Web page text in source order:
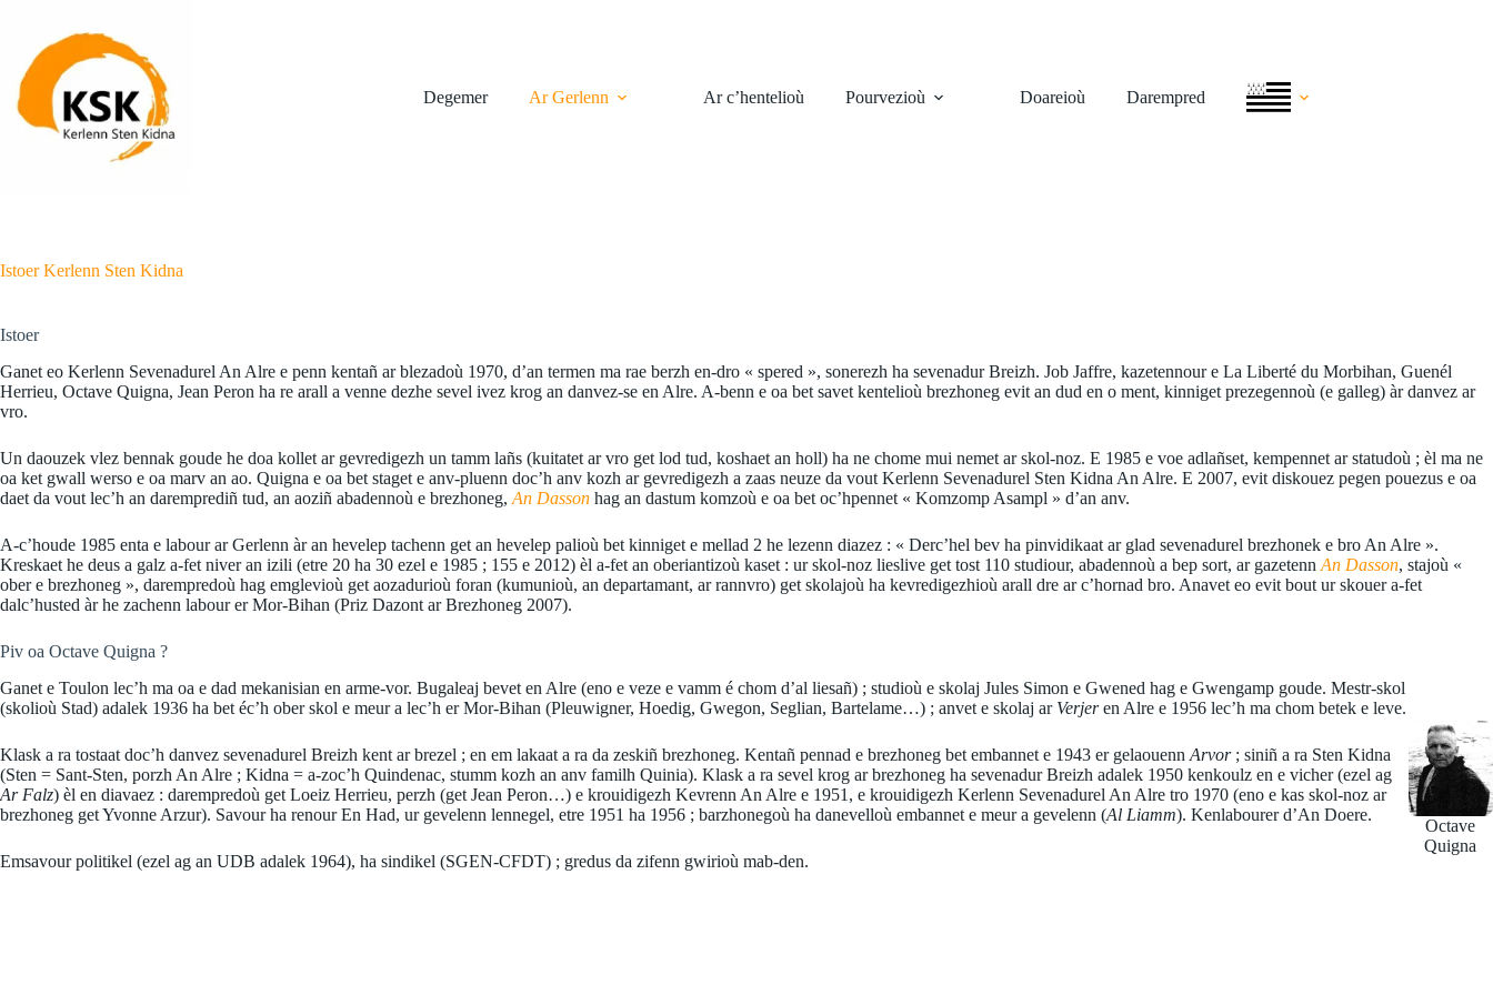
content
Degemer Ar Gerlenn Ar c’hentelioù Pourvezioù Doareioù Darempred
Istoer Kerlenn Sten Kidna
Istoer
Ganet eo Kerlenn Sevenadurel An Alre e penn kentañ ar blezadoù 1970, d’an termen ma rae berzh en-dro « spered », sonerezh ha sevenadur Breizh. Job Jaffre, kazetennour e La Liberté du Morbihan, Guenél
Herrieu, Octave Quigna, Jean Peron ha re arall a venne dezhe sevel ivez krog an danvez-se en Alre. A-benn e oa bet savet kentelioù brezhoneg evit an dud en o ment, kinniget prezegennoù (e galleg) àr danvez ar
vro.
Un daouzek vlez bennak goude he doa kollet ar gevredigezh un tamm lañs (kuitatet ar vro get lod tud, koshaet an holl) ha ne chome mui nemet ar skol-noz. E 1985 e voe adlañset, kempennet ar statudoù ; èl ma ne
oa ket gwall werso e oa marv an ao. Quigna e oa bet staget e anv-pluenn doc’h anv kozh ar gevredigezh a zaas neuze da vout Kerlenn Sevenadurel Sten Kidna An Alre. E 2007, evit diskouez pegen pouezus e oa
daet da vout lec’h an daremprediñ tud, an aoziñ abadennoù e brezhoneg, An Dasson hag an dastum komzoù e oa bet oc’hpennet « Komzomp Asampl » d’an anv.
A-c’houde 1985 enta e labour ar Gerlenn àr an hevelep tachenn get an hevelep palioù bet kinniget e mellad 2 he lezenn diazez : « Derc’hel bev ha pinvidikaat ar glad sevenadurel brezhonek e bro An Alre ».
Kreskaet he deus a galz a-fet niver an izili (etre 20 ha 30 ezel e 1985 ; 155 e 2012) èl a-fet an oberiantizoù kaset : ur skol-noz lieslive get tost 110 studiour, abadennoù a bep sort, ar gazetenn An Dasson, stajoù «
ober e brezhoneg », darempredoù hag emglevioù get aozadurioù foran (kumunioù, an departamant, ar rannvro) get skolajoù ha kevredigezhioù arall dre ar c’hornad bro. Anavet eo evit bout ur skouer a-fet
dalc’husted àr he zachenn labour er Mor-Bihan (Priz Dazont ar Brezhoneg 2007).
Piv oa Octave Quigna ?
Ganet e Toulon lec’h ma oa e dad mekanisian en arme-vor. Bugaleaj bevet en Alre (eno e veze e vamm é chom d’al liesañ) ; studioù e skolaj Jules Simon e Gwened hag e Gwengamp goude. Mestr-skol
(skolioù Stad) adalek 1936 ha bet éc’h ober skol e meur a lec’h er Mor-Bihan (Pleuwigner, Hoedig, Gwegon, Seglian, Bartelame…) ; anvet e skolaj ar Verjeren Alre e 1956 lec’h ma chom betek e leve.
Klask a ra tostaat doc’h danvez sevenadurel Breizh kent ar brezel ; en em lakaat a ra da zeskiñ brezhoneg. Kentañ pennad e brezhoneg bet embannet e 1943 er gelaouenn Arvor; siniñ a ra Sten Kidna
(Sten = Sant-Sten, porzh An Alre ; Kidna = a-zoc’h Quindenac, stumm kozh an anv familh Quinia). Klask a ra sevel krog ar brezhoneg ha sevenadur Breizh adalek 1950 kenkoulz en e vicher (ezel ag
Ar Falz) èl en diavaez : darempredoù get Loeiz Herrieu, perzh (get Jean Peron…) e krouidigezh Kevrenn An Alre e 1951, e krouidigezh Kerlenn Sevenadurel An Alre tro 1970 (eno e kas skol-noz ar
brezhoneg get Yvonne Arzur). Savour ha renour En Had, ur gevelenn lennegel, etre 1951 ha 1956 ; barzhonegoù ha danevelloù embannet e meur a gevelenn (Al Liamm). Kenlabourer d’An Doere.
Emsavour politikel (ezel ag an UDB adalek 1964), ha sindikel (SGEN-CFDT) ; gredus da zifenn gwirioù mab-den.
Octave
Quigna